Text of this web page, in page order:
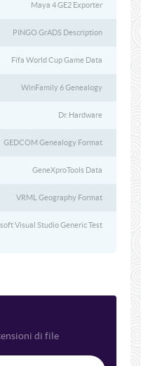
Maya 4 GE2 Exporter
PINGO GrADS Description
Fifa World Cup Game Data
WinFamily 6 Genealogy
Dr. Hardware
GEDCOM Genealogy Format
GeneXproTools Data
VRML Geography Format
Visual Studio Generic Test
di file